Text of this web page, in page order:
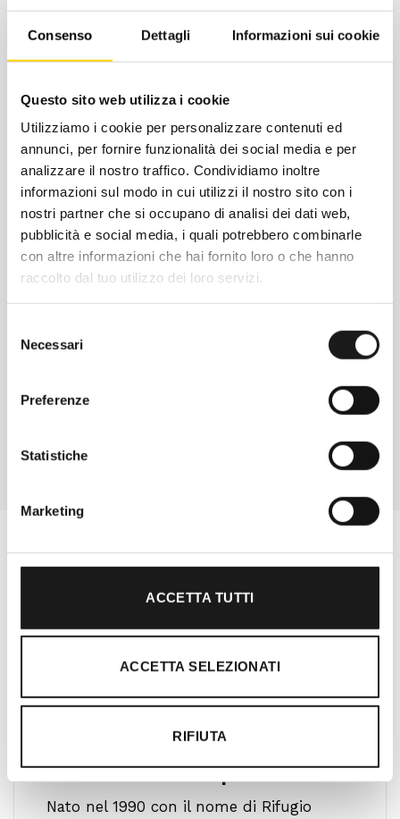
Consenso Dettagli Informazioni sui cookie
Questo sito web utilizza i cookie
Utilizziamo i cookie per personalizzare contenuti ed
annunci, per fornire funzionalità dei social media e per
analizzare il nostro traffico. Condividiamo inoltre
informazioni sul modo in cui utilizzi il nostro sito con i
nostri partner che si occupano di analisi dei dati web,
pubblicità e social media, i quali potrebbero combinarle
con altre informazioni che hai fornito loro o che hanno
raccolto dal tuo utilizzo dei loro servizi.
delNecessari
Preferenze
Statistiche
Marketing
ACCETTA TUTTI
ACCETTA SELEZIONATI
RIFIUTA
Davide di RRTrek
elegante e orgogliosamente prodotti in
Italia, questi pantaloni offrono stile senza
compromessi.
Oltre 30 anni di esperienza
Nato nel 1990 con il nome di Rifugio